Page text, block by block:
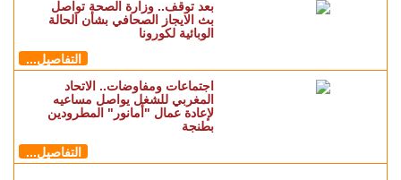
بعد توقف.. وزارة الصحة تواصل
بث الايجاز الصحافي بشأن الحالة
الوبائية لكورونا
التفاصيل...
اجتماعات ومفاوضات.. الاتحاد
المغربي للشغل يواصل مساعيه
لإعادة عمال "أمانور" المطرودين
بطنجة
التفاصيل...